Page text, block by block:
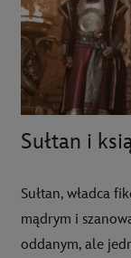
Sułtan i
Sułtan, władca
mądrym i
oddanym, ale